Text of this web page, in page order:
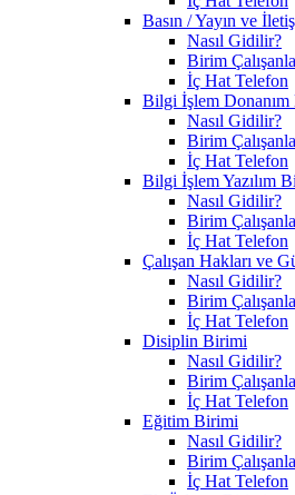
Basın / Yayın ve
Nasıl Gidilir?
Birim
İç Hat Telefon
Bilgi İşlem
Nasıl Gidilir?
Birim
İç Hat Telefon
Bilgi İşlem Yazılım
Nasıl Gidilir?
Birim
İç Hat Telefon
Çalışan Hakları ve
Nasıl Gidilir?
Birim
İç Hat Telefon
Disiplin Birimi
Nasıl Gidilir?
Birim
İç Hat Telefon
Eğitim Birimi
Nasıl Gidilir?
Birim
İç Hat Telefon